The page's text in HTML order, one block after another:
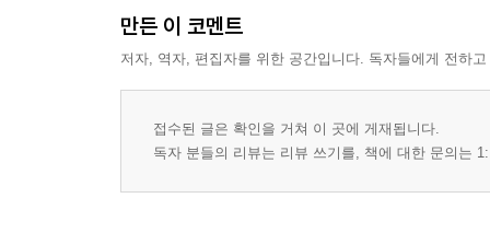
만든 이 코멘트
저자, 역자, 편집자를 위한 공간입니다. 독자들에게 전하
접수된 글은 확인을 거쳐 이 곳에 게재됩니다.
독자 분들의 리뷰는 리뷰 쓰기를, 책에 대한 문의는